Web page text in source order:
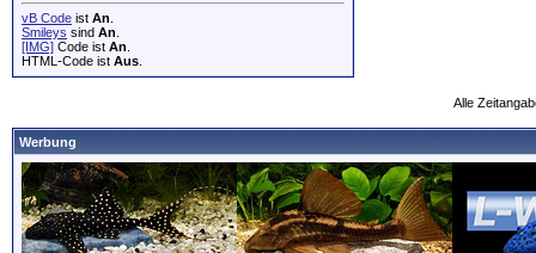
vB Code ist An
Smileys sind An
[IMG] Code ist An
HTML-Code ist Aus
Alle
Werbung